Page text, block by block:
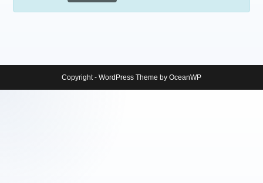
Copyright - WordPress Theme by OceanWP